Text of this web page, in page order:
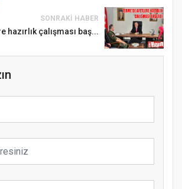
SONRAKI HABER
hazırlık çalışması baş...